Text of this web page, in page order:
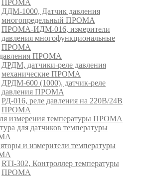
ПРОМА
ДДМ-1000, Датчик давления
многопредельный ПРОМА
ПРОМА-ИДМ-016, измерители
давления многофункциональные
ПРОМА
ПРОМА
ДРДМ, датчики-реле давления
механические ПРОМА
ДРДМ-600 (1000), датчик-реле
давления ПРОМА
РД-016, реле давления на 220В/24В
ПРОМА
измерения температуры ПРОМА
для датчиков температуры
и измерители температуры
RTI-302, Контроллер температуры
ПРОМА